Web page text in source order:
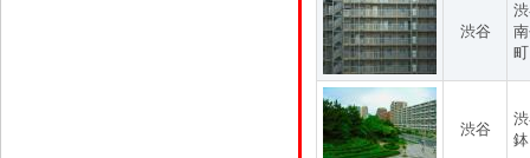
渋谷
渋谷